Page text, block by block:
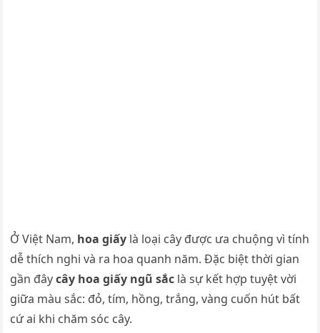
Ở Việt Nam, hoa giấy là loại cây được ưa chuộng vì tính
dễ thích nghi và ra hoa quanh năm. Đặc biệt thời gian
gần đâycây hoa giấy ngũ sắc là sự kết hợp tuyệt vời
giữa màu sắc: đỏ, tím, hồng, trắng, vàng cuốn hút bất
cứ ai khi chăm sóc cây.